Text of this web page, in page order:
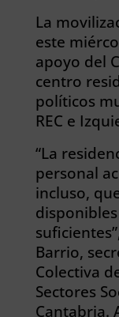
La
este
apoyo del
centro
políticos
REC e
“La
personal
incluso,
Barrio,
Colectiva
Sectores
Cantabria.